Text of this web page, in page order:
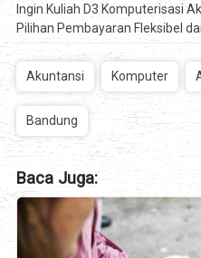
Ingin Kuliah D3 Komputerisasi
Pilihan Pembayaran Fleksibel
Akuntansi Komputer
Bandung
Baca Juga: